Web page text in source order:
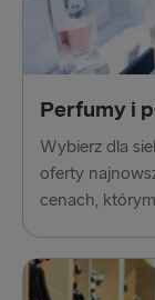
Perfumy i
Wybierz dla
oferty
cenach,